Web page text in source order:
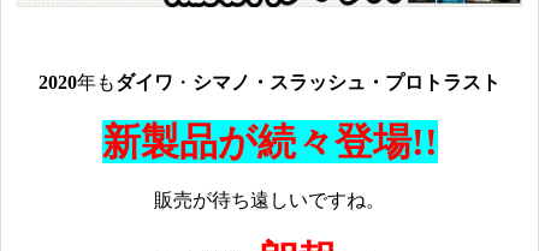
2020年もダイワ ・ シマノ・スラッシュ・プロトラスト
新製品が続々登場!!
販売が待ち遠しいですね。